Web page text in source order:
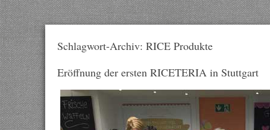
Schlagwort-Archiv: RICE Produkte
Eröffnung der ersten RICETERIA in Stuttgart